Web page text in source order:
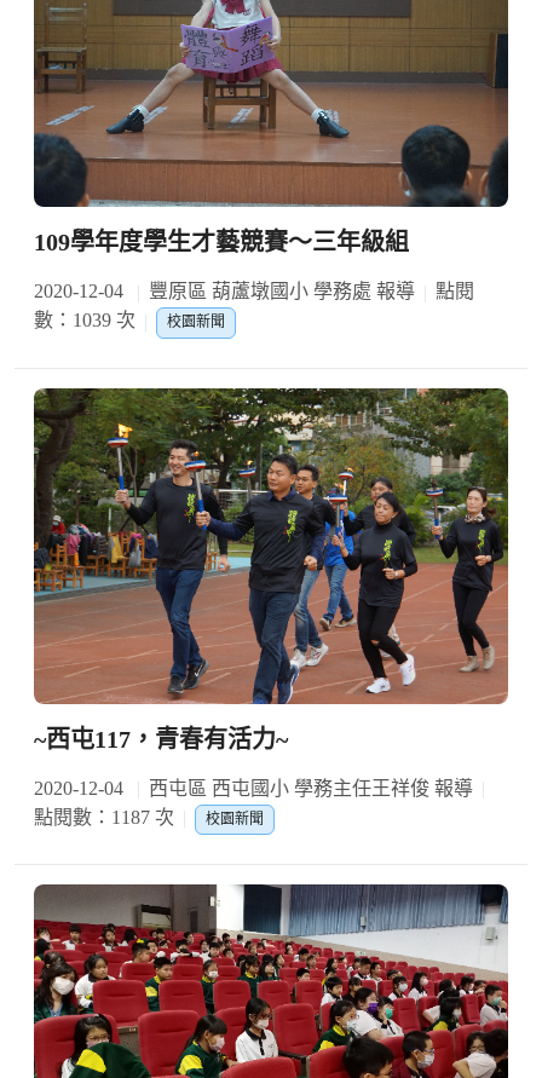
109學年度學生才藝競賽～三年級組
2020-12-04 豐原區 葫蘆墩國小 學務處 報導
點閱
數：1039 次
校園新聞
~西屯117，青春有活力~
2020-12-04
西屯區 西屯國小 學務主任王祥俊 報導
點閱數：1187 次
校園新聞